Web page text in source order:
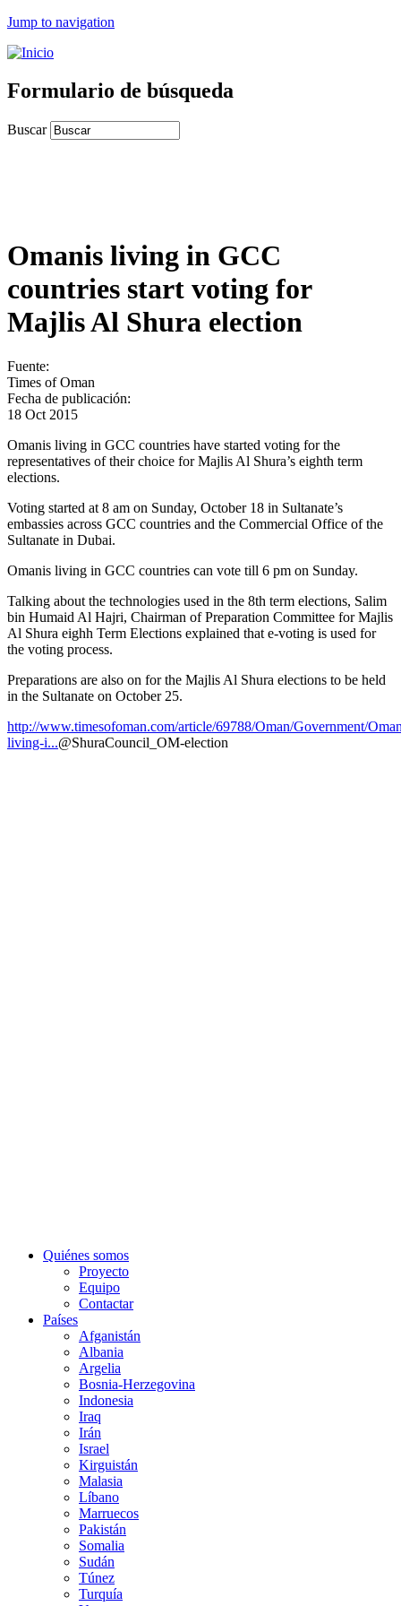
Jump to navigation
Formulario de búsqueda
Buscar
Omanis living in GCC
countries start voting for
Majlis Al Shura election
Fuente:
Times of Oman
Fecha de publicación:
18 Oct 2015
Omanis living in GCC countries have started voting for the
representatives of their choice for Majlis Al Shura’s eighth term
elections.
Voting started at 8 am on Sunday, October 18 in Sultanate’s
embassies across GCC countries and the Commercial Office of the
Sultanate in Dubai.
Omanis living in GCC countries can vote till 6 pm on Sunday.
Talking about the technologies used in the 8th term elections, Salim
bin Humaid Al Hajri, Chairman of Preparation Committee for Majlis
Al Shura eighh Term Elections explained that e-voting is used for
the voting process.
Preparations are also on for the Majlis Al Shura elections to be held
in the Sultanate on October 25.
http://www.timesofoman.com/article/69788/Oman/Government/
living-i...@ShuraCouncil_OM-election
Quiénes somos
Proyecto
Equipo
Contactar
Países
Afganistán
Albania
Argelia
Bosnia-Herzegovina
Indonesia
Iraq
Irán
Israel
Kirguistán
Malasia
Líbano
Marruecos
Pakistán
Somalia
Sudán
Túnez
Turquía